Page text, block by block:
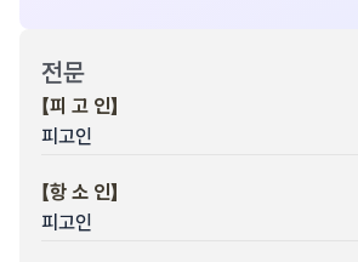
전문
【피 고 인】
피고인
【항 소 인】
피고인